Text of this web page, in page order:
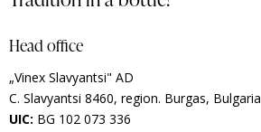
Head office
„Vinex Slavyantsi" AD
C. Slavyantsi 8460, region. Burgas, Bulgaria
UIC: BG 102 073 336